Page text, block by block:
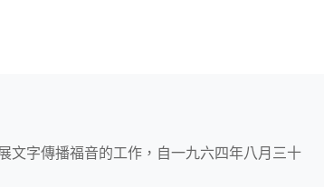
文字傳播福音的工作，自一九六四年八月三十